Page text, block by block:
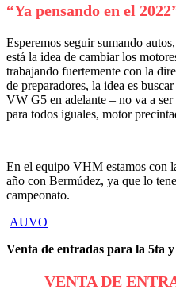
“Ya pensando en el
Esperemos seguir sumando
está la idea de cambiar los
trabajando fuertemente con la
de preparadores, la idea es
VW G5 en adelante – no va a
para todos iguales, motor
En el equipo VHM estamos con
año con Bermúdez, ya que lo
campeonato.
AUVO
Venta de entradas para la 5ta y
VENTA DE